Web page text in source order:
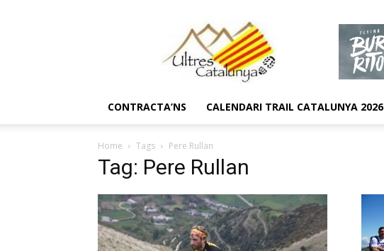
CONTRACTA’NS CALENDARI TRAIL CATALUNYA 2026
Home Tags Pere Rullan
Tag: Pere Rullan